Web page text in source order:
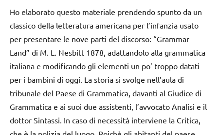
ARTICOLI
MONTESSORI
psicogrammatica
TUTTI GLI
ARGOMENTI
PER ETA'
TUTTI GLI
ARTICOLI
analisi
grammaticale
Montessori
analisi
logica
Montessori
dai
6
anni
Ho elaborato questo materiale prendendo spunto da un
classico della letteratura americana per l’infanzia usato
per presentare le nove parti del discorso: “Grammar
Land” di M. L. Nesbitt 1878, adattandolo alla grammatica
italiana e modificando gli elementi un po’ troppo datati
per i bambini di oggi. La storia si svolge nell’aula di
tribunale del Paese di Grammatica, davanti al Giudice di
Grammatica e ai suoi due assistenti, l’avvocato Analisi e il
dottor Sintassi. In caso di necessità interviene la Critica,